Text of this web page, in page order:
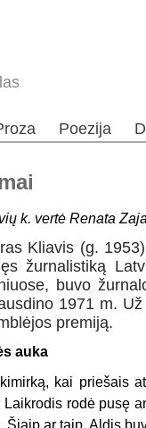
Poezija
k. vertė Renata
Kliavis (g.
žurnalistiką
buvo
1971 m.
premiją.
auka
kai priešais
Laikrodis rodė pusę
Šiaip ar taip, Aldis